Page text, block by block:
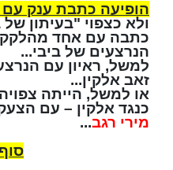
הופיעה כתבת ענק עם
ולא כצפוי "בעיתון
כתבה עם אחד
הנרצעים של ביבי...
למשל, ראיון עם
זאב אלקין...
או למשל, הייתה
כנגד אלקין – עם
מירי רגב...